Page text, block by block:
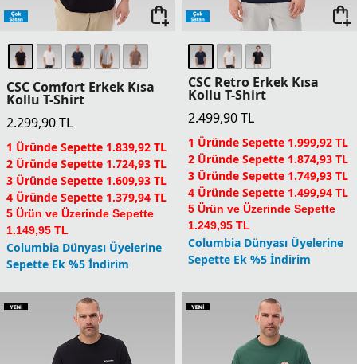
CSC Comfort Erkek Kısa
Kollu T-Shirt
2.299,90TL
1 Üründe Sepette 1.839,92 TL
2 Üründe Sepette 1.724,93 TL
3 Üründe Sepette 1.609,93 TL
4 Üründe Sepette 1.379,94 TL
5 Ürün ve Üzerinde Sepette
1.149,95 TL
Columbia Dünyası Üyelerine
Sepette Ek %5 İndirim
CSC Retro Erkek Kısa
Kollu T-Shirt
2.499,90TL
1 Üründe Sepette 1.999,92 TL
2 Üründe Sepette 1.874,93 TL
3 Üründe Sepette 1.749,93 TL
4 Üründe Sepette 1.499,94 TL
5 Ürün ve Üzerinde Sepette
1.249,95 TL
Columbia Dünyası Üyelerine
Sepette Ek %5 İndirim